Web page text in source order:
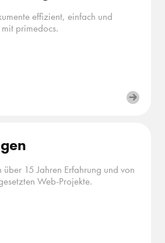
effizient, einfach und
primedocs.
über 15 Jahren Erfahrung und von
Web-Projekte.